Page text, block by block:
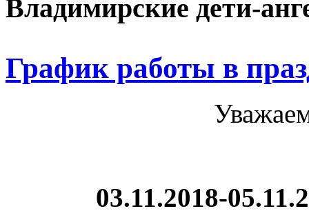
Владимирские дети-
График работы в
03.11.2018-